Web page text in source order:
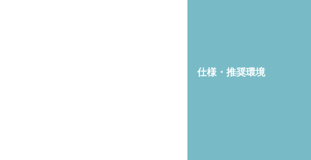
仕様・推奨環境